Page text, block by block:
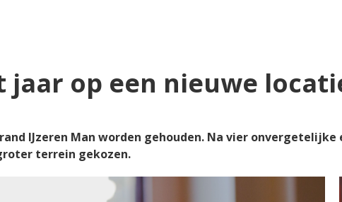
jaar op een nieuwe
IJzeren Man worden gehouden. Na vier
terrein gekozen.